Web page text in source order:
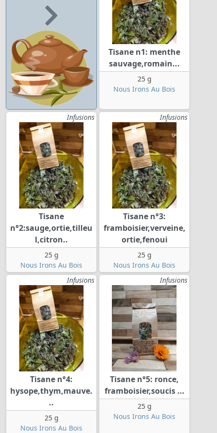
Tisane n1: menthe
sauvage,romain...
25 g
Nous Irons Au Bois
Infusions
Tisane
n°2:sauge,ortie,tilleu
l,citron..
25 g
Nous Irons Au Bois
Infusions
Tisane n°3:
framboisier,verveine,
ortie,fenoui
25 g
Nous Irons Au Bois
Infusions
Tisane n°4:
hysope,thym,mauve.
..
25 g
Nous Irons Au Bois
Infusions
Tisane n°5: ronce,
framboisier,soucis ...
25 g
Nous Irons Au Bois